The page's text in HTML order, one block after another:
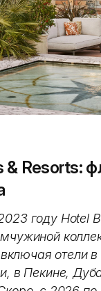
& Resorts:
году Hotel
отели
в Пекине,